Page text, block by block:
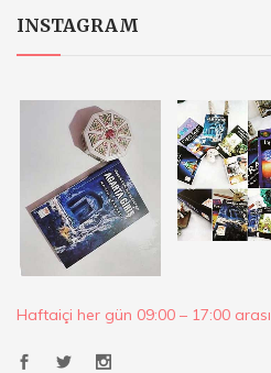
INSTAGRAM
Haftaiçi her gün 09:00 – 17:00 arası